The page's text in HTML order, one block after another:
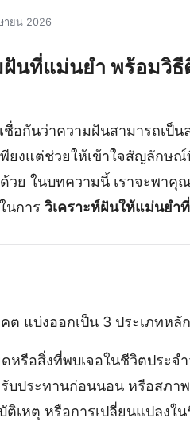
ายน 2026
นที่แม่นยำ พร้อมวิธี
กันว่าความฝันสามารถเป็น
ยงแต่ช่วยให้เข้าใจสัญลักษ
วย ในบทความนี้ เราจะพาคุ
นการ วิเคราะห์ฝันให้แม่นยำ
แบ่งออกเป็น 3 ประเภทหลั
หรือสิ่งที่พบเจอในชีวิตประจ
บประทานก่อนนอน หรือสภา
เหตุ หรือการเปลี่ยนแปลงใ